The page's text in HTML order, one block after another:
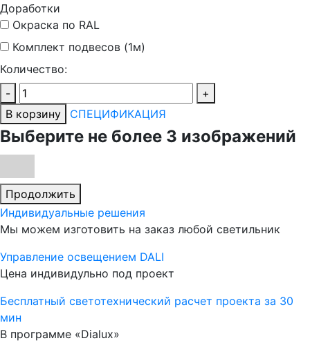
Доработки
Окраска по RAL
Комплект подвесов (1м)
Количество:
-
+
В корзину
СПЕЦИФИКАЦИЯ
Выберите не более 3 изображений
Продолжить
Индивидуальные решения
Мы можем изготовить на заказ любой светильник
Управление освещением DALI
Цена индивидульно под проект
Бесплатный светотехнический расчет проекта за 30
мин
В программе «Dialux»